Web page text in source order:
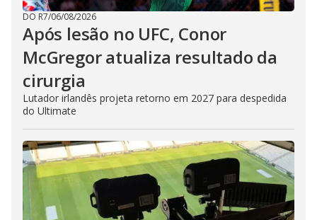
DO R7/06/08/2026
Após lesão no UFC, Conor
McGregor atualiza resultado da
cirurgia
Lutador irlandês projeta retorno em 2027 para despedida
do Ultimate